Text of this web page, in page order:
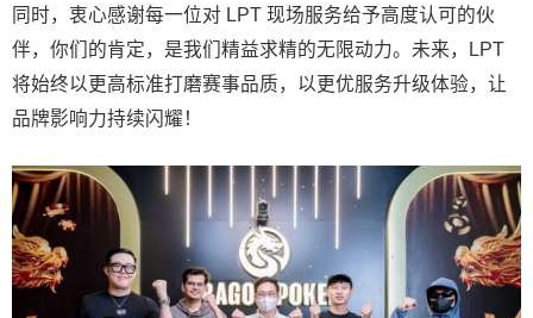
同时，衷心感谢每一位对 LPT 现场服务给予高度认可的伙
伴，你们的肯定，是我们精益求精的无限动力。未来，LPT
将始终以更高标准打磨赛事品质，以更优服务升级体验，让
品牌影响力持续闪耀！